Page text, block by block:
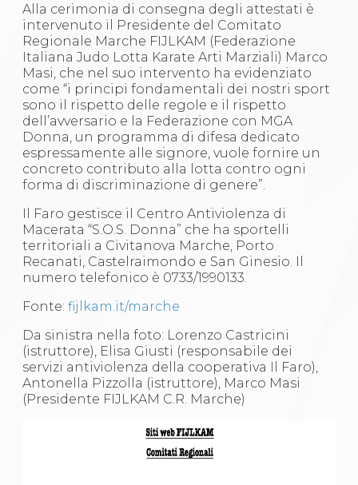
Alla cerimonia di consegna degli attestati è
intervenuto il Presidente del Comitato
Regionale Marche FIJLKAM (Federazione
Italiana Judo Lotta Karate Arti Marziali) Marco
Masi, che nel suo intervento ha evidenziato
come “i principi fondamentali dei nostri sport
sono il rispetto delle regole e il rispetto
dell’avversario e la Federazione con MGA
Donna, un programma di difesa dedicato
espressamente alle signore, vuole fornire un
concreto contributo alla lotta contro ogni
forma di discriminazione di genere”.
Il Faro gestisce il Centro Antiviolenza di
Macerata “S.O.S. Donna” che ha sportelli
territoriali a Civitanova Marche, Porto
Recanati, Castelraimondo e San Ginesio. Il
numero telefonico è 0733/1990133.
Fonte:fijlkam.it/marche
Da sinistra nella foto: Lorenzo Castricini
(istruttore), Elisa Giusti (responsabile dei
servizi antiviolenza della cooperativa Il Faro),
Antonella Pizzolla (istruttore), Marco Masi
(Presidente FIJLKAM C.R. Marche)